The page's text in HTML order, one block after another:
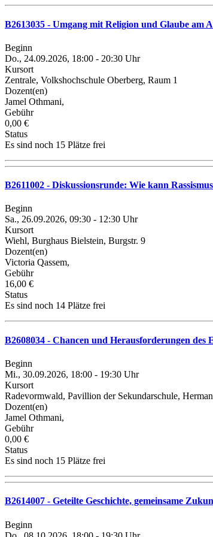
B2613035 - Umgang mit Religion und Glaube am
Beginn
Do., 24.09.2026, 18:00 - 20:30 Uhr
Kursort
Zentrale, Volkshochschule Oberberg, Raum 1
Dozent(en)
Jamel Othmani,
Gebühr
0,00 €
Status
Es sind noch 15 Plätze frei
B2611002 - Diskussionsrunde: Wie kann
Beginn
Sa., 26.09.2026, 09:30 - 12:30 Uhr
Kursort
Wiehl, Burghaus Bielstein, Burgstr. 9
Dozent(en)
Victoria Qassem,
Gebühr
16,00 €
Status
Es sind noch 14 Plätze frei
B2608034 - Chancen und Herausforderungen
Beginn
Mi., 30.09.2026, 18:00 - 19:30 Uhr
Kursort
Radevormwald, Pavillion der Sekundarschule,
Dozent(en)
Jamel Othmani,
Gebühr
0,00 €
Status
Es sind noch 15 Plätze frei
B2614007 - Geteilte Geschichte, gemeinsame
Beginn